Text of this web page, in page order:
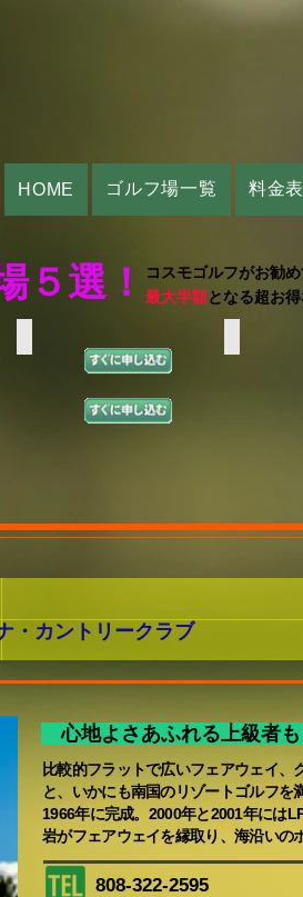
HOME ゴルフ場一覧 料金表
808-322-2595
・カントリークラブ
心地よさあふれる上級
比較的フラットで広いフェアウェイ
と、いかにも南国のリゾートゴルフを
1966年に完成。2000年と2001年には
岩がフェアウェイを縁取り、海沿いの
５選！
コスモゴルフがお勧
最大半額となる超お